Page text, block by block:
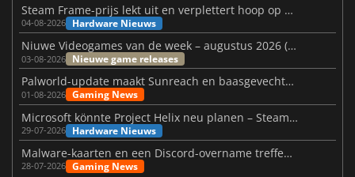
Steam Frame-prijs lekt uit en verplettert hoop op betaalbare VR
04-08-2026 Hardware Nieuws
Niuwe Videogames van de week – augustus 2026 (week 32)
03-08-2026 Nieuwe game releases
Palworld-update maakt Sunreach en baasgevechten stabieler
01-08-2026 Gaming News
Microsoft könnte Project Helix neu planen – Steam-Support wackelt
29-07-2026 Hardware Nieuws
Malware-kaarten en een Discord-overname treffen Meccha Chameleon
28-07-2026 Gaming News